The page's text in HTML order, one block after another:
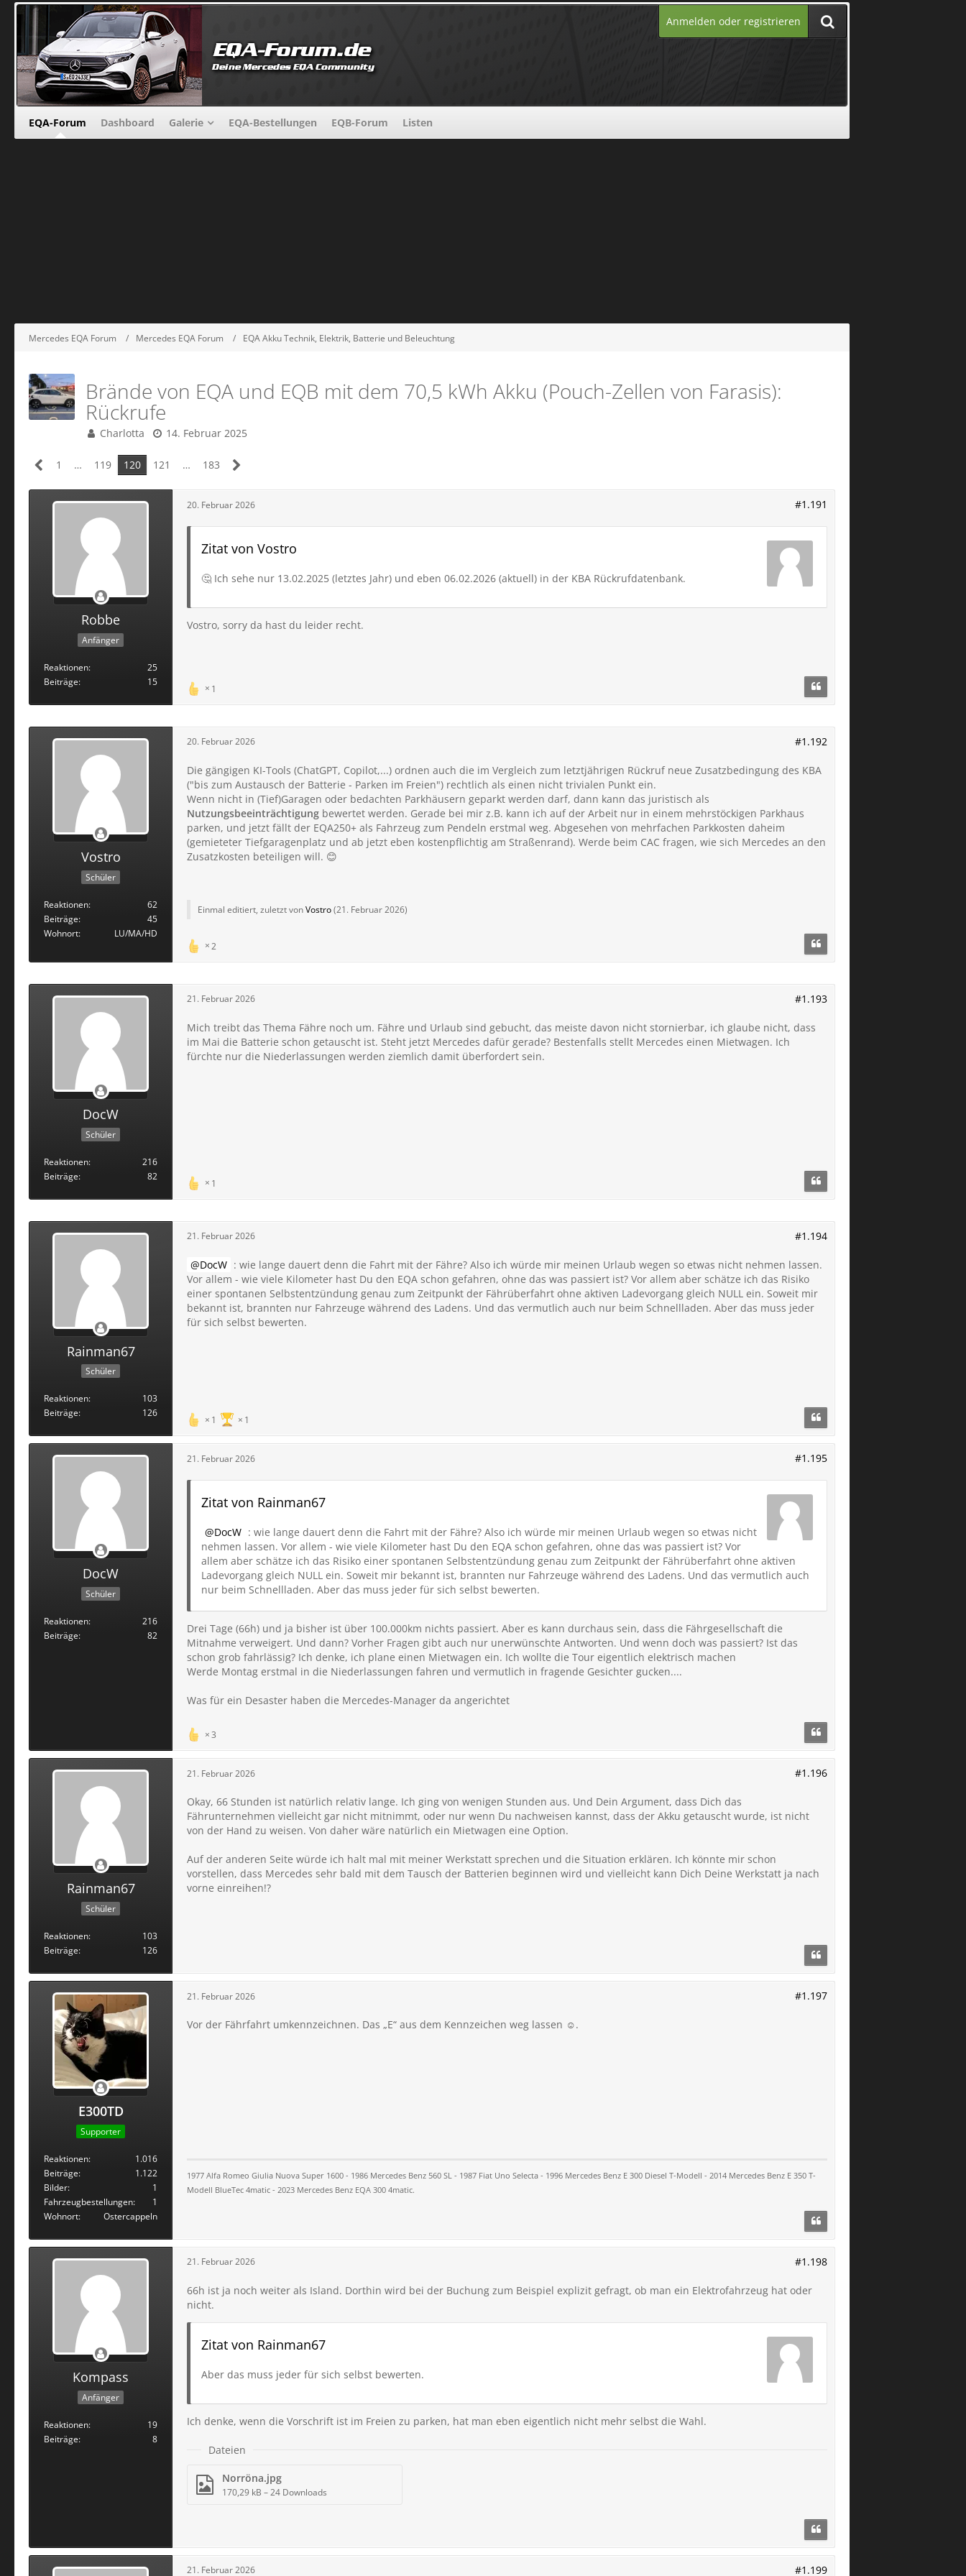
Anmelden oder registrieren
EQA-Forum Dashboard Galerie EQA-Bestellungen EQB-Forum Listen
Mercedes EQA Forum Mercedes EQA Forum EQA Akku Technik, Elektrik, Batterie und Beleuchtung
Brände von EQA und EQB mit dem 70,5 kWh Akku (Pouch-Zellen von Farasis):
Rückrufe
Charlotta 14. Februar 2025
1 … 119 120 121 … 183
Robbe
Anfänger
Reaktionen
25
Beiträge
15
20. Februar 2026 #1.191
Zitat von Vostro
🤔 Ich sehe nur 13.02.2025 (letztes Jahr) und eben 06.02.2026 (aktuell) in der KBA Rückrufdatenbank.
Vostro, sorry da hast du leider recht.
1
Vostro
Schüler
Reaktionen
62
Beiträge
45
Wohnort
LU/MA/HD
20. Februar 2026 #1.192
Die gängigen KI-Tools (ChatGPT, Copilot,...) ordnen auch die im Vergleich zum letztjährigen Rückruf neue Zusatzbedingung des KBA
("bis zum Austausch der Batterie - Parken im Freien") rechtlich als einen nicht trivialen Punkt ein.
Wenn nicht in (Tief)Garagen oder bedachten Parkhäusern geparkt werden darf, dann kann das juristisch als
Nutzungsbeeinträchtigung bewertet werden. Gerade bei mir z.B. kann ich auf der Arbeit nur in einem mehrstöckigen Parkhaus
parken, und jetzt fällt der EQA250+ als Fahrzeug zum Pendeln erstmal weg. Abgesehen von mehrfachen Parkkosten daheim
(gemieteter Tiefgaragenplatz und ab jetzt eben kostenpflichtig am Straßenrand). Werde beim CAC fragen, wie sich Mercedes an den
Zusatzkosten beteiligen will. 😊
Einmal editiert, zuletzt vonVostro(21. Februar 2026)
2
DocW
Schüler
Reaktionen
216
Beiträge
82
21. Februar 2026 #1.193
Mich treibt das Thema Fähre noch um. Fähre und Urlaub sind gebucht, das meiste davon nicht stornierbar, ich glaube nicht, dass
im Mai die Batterie schon getauscht ist. Steht jetzt Mercedes dafür gerade? Bestenfalls stellt Mercedes einen Mietwagen. Ich
fürchte nur die Niederlassungen werden ziemlich damit überfordert sein.
1
Rainman67
Schüler
Reaktionen
103
Beiträge
126
21. Februar 2026 #1.194
DocW : wie lange dauert denn die Fahrt mit der Fähre? Also ich würde mir meinen Urlaub wegen so etwas nicht nehmen lassen.
Vor allem - wie viele Kilometer hast Du den EQA schon gefahren, ohne das was passiert ist? Vor allem aber schätze ich das Risiko
einer spontanen Selbstentzündung genau zum Zeitpunkt der Fährüberfahrt ohne aktiven Ladevorgang gleich NULL ein. Soweit mir
bekannt ist, brannten nur Fahrzeuge während des Ladens. Und das vermutlich auch nur beim Schnellladen. Aber das muss jeder
für sich selbst bewerten.
1 1
DocW
Schüler
Reaktionen
216
Beiträge
82
21. Februar 2026 #1.195
Zitat von Rainman67
DocW : wie lange dauert denn die Fahrt mit der Fähre? Also ich würde mir meinen Urlaub wegen so etwas nicht
nehmen lassen. Vor allem - wie viele Kilometer hast Du den EQA schon gefahren, ohne das was passiert ist? Vor
allem aber schätze ich das Risiko einer spontanen Selbstentzündung genau zum Zeitpunkt der Fährüberfahrt ohne aktiven
Ladevorgang gleich NULL ein. Soweit mir bekannt ist, brannten nur Fahrzeuge während des Ladens. Und das vermutlich auch
nur beim Schnellladen. Aber das muss jeder für sich selbst bewerten.
Drei Tage (66h) und ja bisher ist über 100.000km nichts passiert. Aber es kann durchaus sein, dass die Fährgesellschaft die
Mitnahme verweigert. Und dann? Vorher Fragen gibt auch nur unerwünschte Antworten. Und wenn doch was passiert? Ist das
schon grob fahrlässig? Ich denke, ich plane einen Mietwagen ein. Ich wollte die Tour eigentlich elektrisch machen
Werde Montag erstmal in die Niederlassungen fahren und vermutlich in fragende Gesichter gucken....
Was für ein Desaster haben die Mercedes-Manager da angerichtet
3
Rainman67
Schüler
Reaktionen
103
Beiträge
126
21. Februar 2026 #1.196
Okay, 66 Stunden ist natürlich relativ lange. Ich ging von wenigen Stunden aus. Und Dein Argument, dass Dich das
Fährunternehmen vielleicht gar nicht mitnimmt, oder nur wenn Du nachweisen kannst, dass der Akku getauscht wurde, ist nicht
von der Hand zu weisen. Von daher wäre natürlich ein Mietwagen eine Option.
Auf der anderen Seite würde ich halt mal mit meiner Werkstatt sprechen und die Situation erklären. Ich könnte mir schon
vorstellen, dass Mercedes sehr bald mit dem Tausch der Batterien beginnen wird und vielleicht kann Dich Deine Werkstatt ja nach
vorne einreihen!?
E300TD
Supporter
Reaktionen
1.016
Beiträge
1.122
Bilder
1
Fahrzeugbestellungen
1
Wohnort
Ostercappeln
21. Februar 2026 #1.197
Vor der Fährfahrt umkennzeichnen. Das „E“ aus dem Kennzeichen weg lassen ☺️.
1977 Alfa Romeo Giulia Nuova Super 1600 - 1986 Mercedes Benz 560 SL - 1987 Fiat Uno Selecta - 1996 Mercedes Benz E 300 Diesel T-Modell - 2014 Mercedes Benz E 350 T-
Modell BlueTec 4matic - 2023 Mercedes Benz EQA 300 4matic.
Kompass
Anfänger
Reaktionen
19
Beiträge
8
21. Februar 2026 #1.198
66h ist ja noch weiter als Island. Dorthin wird bei der Buchung zum Beispiel explizit gefragt, ob man ein Elektrofahrzeug hat oder
nicht.
Zitat von Rainman67
Aber das muss jeder für sich selbst bewerten.
Ich denke, wenn die Vorschrift ist im Freien zu parken, hat man eben eigentlich nicht mehr selbst die Wahl.
Dateien
Norröna.jpg
170,29 kB – 24 Downloads
21. Februar 2026 #1.199